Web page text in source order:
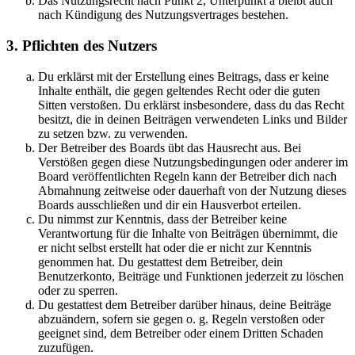
nach Kündigung des Nutzungsvertrages bestehen.
3. Pflichten des Nutzers
Du erklärst mit der Erstellung eines Beitrags, dass er keine
Inhalte enthält, die gegen geltendes Recht oder die guten
Sitten verstoßen. Du erklärst insbesondere, dass du das Recht
besitzt, die in deinen Beiträgen verwendeten Links und Bilder
zu setzen bzw. zu verwenden.
Der Betreiber des Boards übt das Hausrecht aus. Bei
Verstößen gegen diese Nutzungsbedingungen oder anderer im
Board veröffentlichten Regeln kann der Betreiber dich nach
Abmahnung zeitweise oder dauerhaft von der Nutzung dieses
Boards ausschließen und dir ein Hausverbot erteilen.
Du nimmst zur Kenntnis, dass der Betreiber keine
Verantwortung für die Inhalte von Beiträgen übernimmt, die
er nicht selbst erstellt hat oder die er nicht zur Kenntnis
genommen hat. Du gestattest dem Betreiber, dein
Benutzerkonto, Beiträge und Funktionen jederzeit zu löschen
oder zu sperren.
Du gestattest dem Betreiber darüber hinaus, deine Beiträge
abzuändern, sofern sie gegen o. g. Regeln verstoßen oder
geeignet sind, dem Betreiber oder einem Dritten Schaden
zuzufügen.